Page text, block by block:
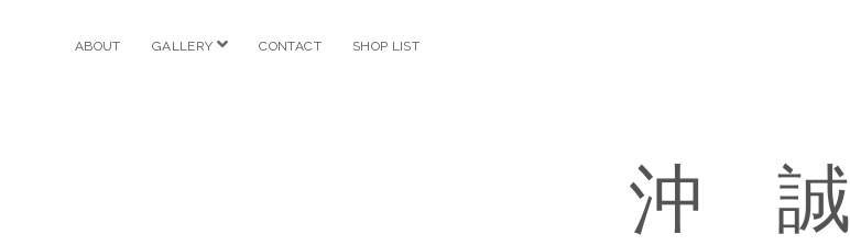
ABOUT GALLERY open
CONTACT SHOP LIST
沖 誠